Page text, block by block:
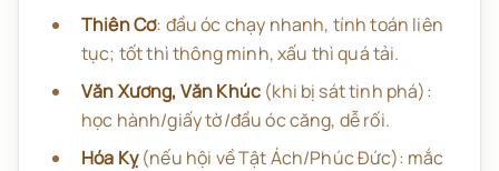
Thiên Cơ: đầu óc chạy nhanh, tính toán liên
tục; tốt thì thông minh, xấu thì quá tải.
Văn Xương, Văn Khúc (khi bị sát tinh phá):
học hành/giấy tờ/đầu óc căng, dễ rối.
Hóa Kỵ(nếu hội về Tật Ách/Phúc Đức): mắc